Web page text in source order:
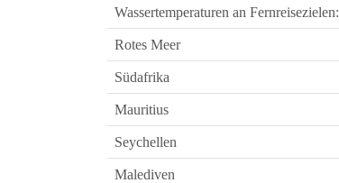
Wassertemperaturen an Fernreisezielen:
Rotes Meer
Südafrika
Mauritius
Seychellen
Malediven